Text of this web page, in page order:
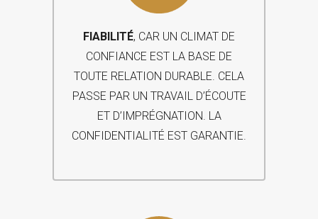
FIABILITÉ, CAR UN CLIMAT DE
CONFIANCE EST LA BASE DE
TOUTE RELATION DURABLE. CELA
PASSE PAR UN TRAVAIL D’ÉCOUTE
ET D’IMPRÉGNATION. LA
CONFIDENTIALITÉ EST GARANTIE.